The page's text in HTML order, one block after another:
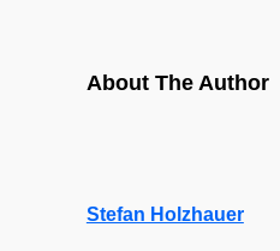
About The Author
Stefan Holzhauer